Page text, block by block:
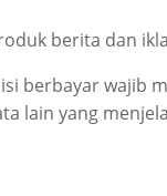
berita dan
berbayar wajib
lain yang